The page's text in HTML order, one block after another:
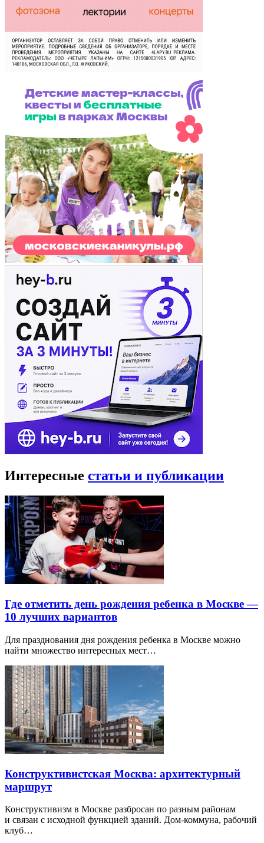
Интересные статьи и публикации
Где отметить день рождения ребенка в Москве —
10 лучших вариантов
Для празднования дня рождения ребенка в Москве можно
найти множество интересных мест…
Конструктивистская Москва: архитектурный
маршрут
Конструктивизм в Москве разбросан по разным районам
и связан с исходной функцией зданий. Дом-коммуна, рабочий
клуб…